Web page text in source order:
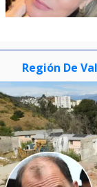
0
visitas
Región De